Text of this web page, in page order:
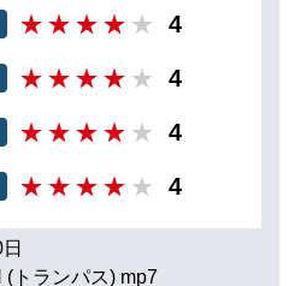
4
4
4
4
トランパス) mp7